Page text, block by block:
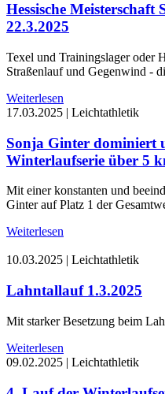
Hessische
22.3.2025
Texel und Trainingslager oder
Straßenlauf und Gegenwind -
Weiterlesen
17.03.2025 | Leichtathletik
Sonja Ginter dominiert
Winterlaufserie über 5
Mit einer konstanten und
Ginter auf Platz 1 der
Weiterlesen
10.03.2025 | Leichtathletik
Lahntallauf 1.3.2025
Mit starker Besetzung beim
Weiterlesen
09.02.2025 | Leichtathletik